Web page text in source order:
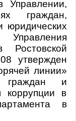
Управлении,
граждан,
юридических
Ростовской
утвержден
линии»
граждан и
коррупции в
в